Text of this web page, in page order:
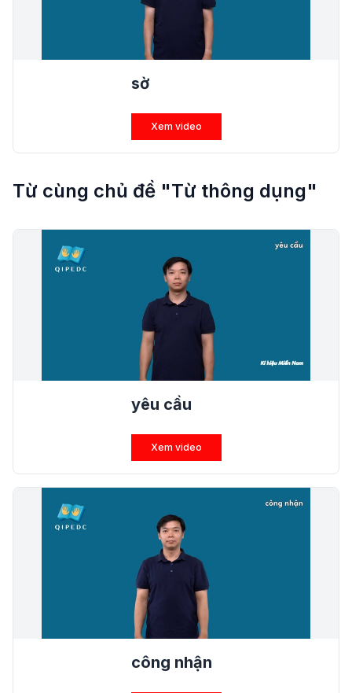
sờ
Xem video
Từ cùng chủ đề "Từ thông dụng"
yêu cầu
Xem video
công nhận